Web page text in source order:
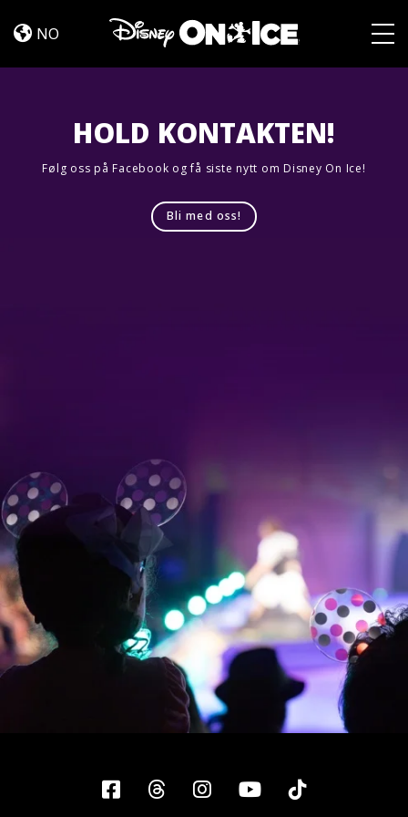
Dance
NO
HOLD KONTAKTEN!
Følg oss på Facebook og få siste nytt om Disney On Ice!
Bli med oss!
Facebook
ThreadsInstagram
YouTubeTiktok